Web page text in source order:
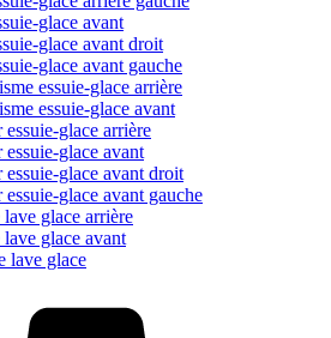
glace avant
glace avant droit
glace avant gauche
essuie-glace arrière
essuie-glace avant
glace arrière
glace avant
essuie-glace avant droit
glace avant gauche
lave glace arrière
lave glace avant
lave glace